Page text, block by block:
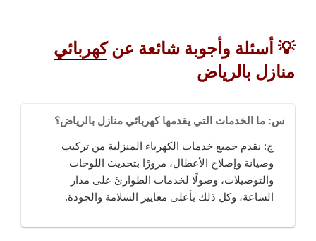
💡 أسئلة وأجوبة شائعة عنكهربائي
منازل بالرياض
س: ما الخدمات التي يقدمها كهربائي منازل بالرياض؟
ج: نقدم جميع خدمات الكهرباء المنزلية من تركيب
وصيانة وإصلاح الأعطال، مرورًا بتحديث اللوحات
والتوصيلات، وصولًا لخدمات الطوارئ على مدار
الساعة، وكل ذلك بأعلى معايير السلامة والجودة.